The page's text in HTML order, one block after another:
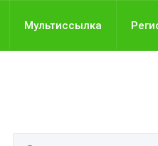
Мультиссылка